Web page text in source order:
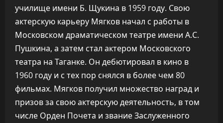
училище имени Б. Щукина в 1959 году. Свою
актерскую карьеру Мягков начал с работы в
Московском драматическом театре имени А.С.
Пушкина, а затем стал актером Московского
театра на Таганке. Он дебютировал в кино в
1960 году и с тех пор снялся в более чем 80
фильмах. Мягков получил множество наград и
призов за свою актерскую деятельность, в том
числе Орден Почета и звание Заслуженного